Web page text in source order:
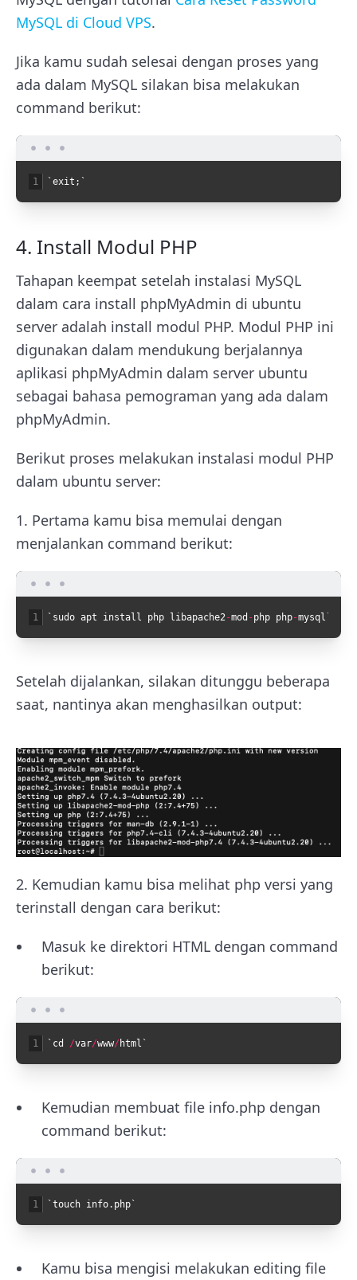
MySQL di Cloud VPS.
Jika kamu sudah selesai dengan proses yang
ada dalam MySQL silakan bisa melakukan
command berikut:
1 ` exit ; `
4. Install Modul PHP
Tahapan keempat setelah instalasi MySQL
dalam cara install phpMyAdmin di ubuntu
server adalah install modul PHP. Modul PHP ini
digunakan dalam mendukung berjalannya
aplikasi phpMyAdmin dalam server ubuntu
sebagai bahasa pemograman yang ada dalam
phpMyAdmin.
Berikut proses melakukan instalasi modul PHP
dalam ubuntu server:
1. Pertama kamu bisa memulai dengan
menjalankan command berikut:
1 ` sudo apt install php libapache2-mod -php php-mysql
Setelah dijalankan, silakan ditunggu beberapa
saat, nantinya akan menghasilkan output:
2. Kemudian kamu bisa melihat php versi yang
terinstall dengan cara berikut:
Masuk ke direktori HTML dengan command
berikut:
1 ` cd /var/www/ html `
Kemudian membuat file info.php dengan
command berikut:
1 ` touch info. php`
Kamu bisa mengisi melakukan editing file